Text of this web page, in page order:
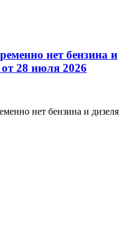
нет бензина и
от 28 июля 2026
нет бензина и дизеля